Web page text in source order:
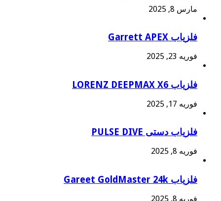
مارس 8, 2025
فلزیاب Garrett APEX
فوریه 23, 2025
فلزیاب LORENZ DEEPMAX X6
فوریه 17, 2025
فلزیاب دستی PULSE DIVE
فوریه 8, 2025
فلزیاب Gareet GoldMaster 24k
فوریه 8, 2025